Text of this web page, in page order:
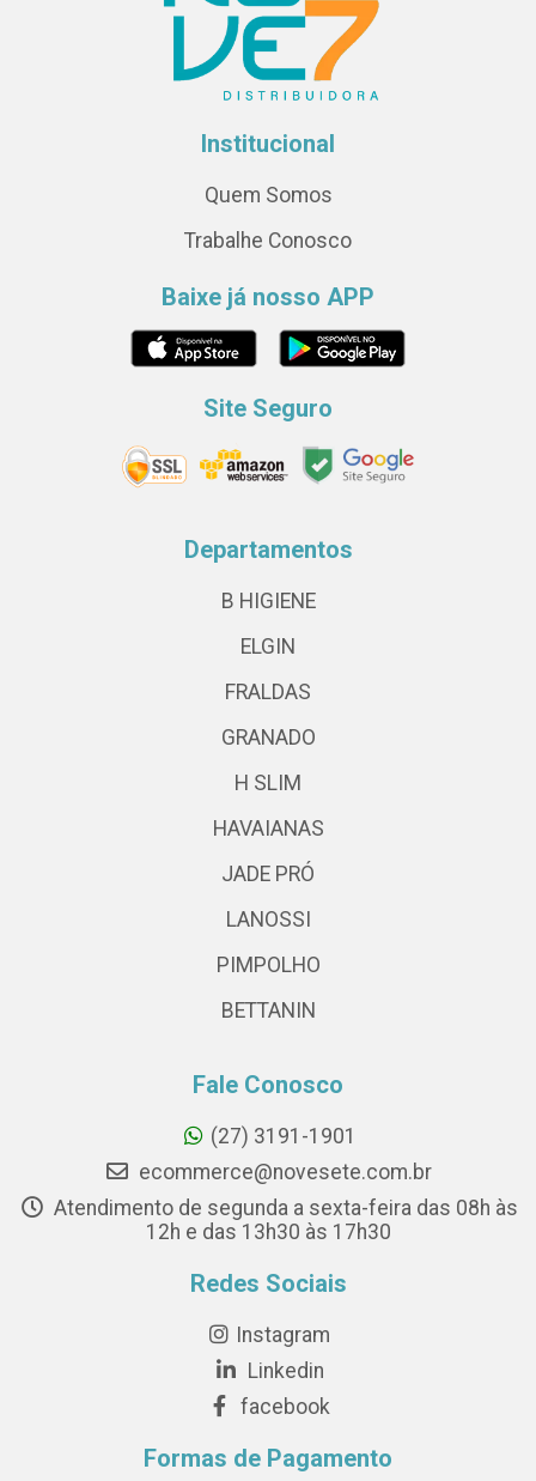
Institucional
Quem Somos
Trabalhe Conosco
Baixe já nosso APP
Site Seguro
Departamentos
B HIGIENE
ELGIN
FRALDAS
GRANADO
H SLIM
HAVAIANAS
JADE PRÓ
LANOSSI
PIMPOLHO
BETTANIN
Fale Conosco
(27) 3191-1901
ecommerce@novesete.com.br
Atendimento de segunda a sexta-feira das 08h às
12h e das 13h30 às 17h30
Redes Sociais
Instagram
Linkedin
facebook
Formas de Pagamento